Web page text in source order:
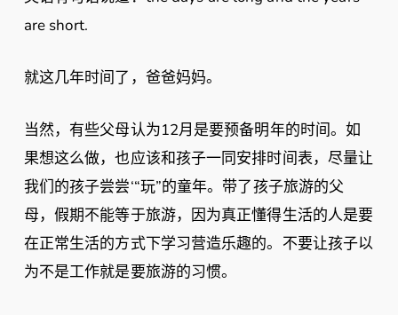
are short.
就这几年时间了，爸爸妈妈。
当然，有些父母认为12月是要预备明年的时间。如
果想这么做，也应该和孩子一同安排时间表，尽量让
我们的孩子尝尝‘“玩”的童年。带了孩子旅游的父
母，假期不能等于旅游，因为真正懂得生活的人是要
在正常生活的方式下学习营造乐趣的。不要让孩子以
为不是工作就是要旅游的习惯。